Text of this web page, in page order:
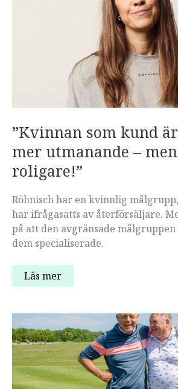
”Kvinnan som kund
mer utmanande –
roligare!”
Röhnisch har en kvinnlig
har ifrågasatts av återförsäljare.
på att den avgränsade
dem specialiserade.
”Kvinnan
som
svårare
mer
utmanande
–
men
också
roligare!”
Läs mer